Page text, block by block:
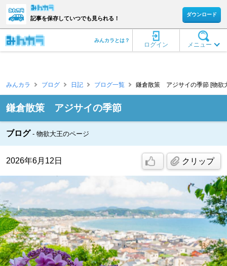
記事を保存していつでも見られる！
ダウンロード
メニュー
ログイン
みんカラとは？
みんカラ ブログ 日記 ブログ一覧 鎌倉散策 アジサイの季節 [物欲
鎌倉散策 アジサイの季節
ブログ 物欲大王のページ
2026年6月12日 クリップ